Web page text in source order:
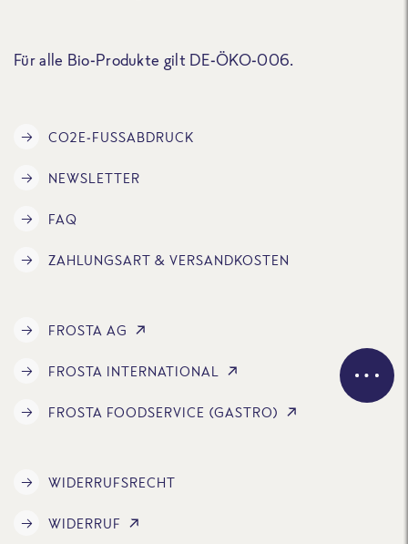
Für alle Bio-Produkte gilt DE-ÖKO-006.
CO2E-FUSSABDRUCK
NEWSLETTER
FAQ
ZAHLUNGSART & VERSANDKOSTEN
FROSTA AG
FROSTA INTERNATIONAL
FROSTA FOODSERVICE (GASTRO)
WIDERRUFSRECHT
WIDERRUF